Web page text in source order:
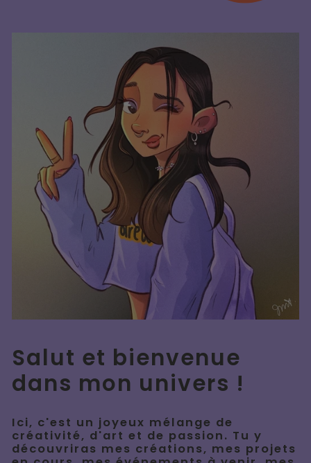
Salut et bienvenue
dans mon univers !
Ici, c'est un joyeux mélange de
créativité, d'art et de passion. Tu y
découvriras mes créations, mes projets